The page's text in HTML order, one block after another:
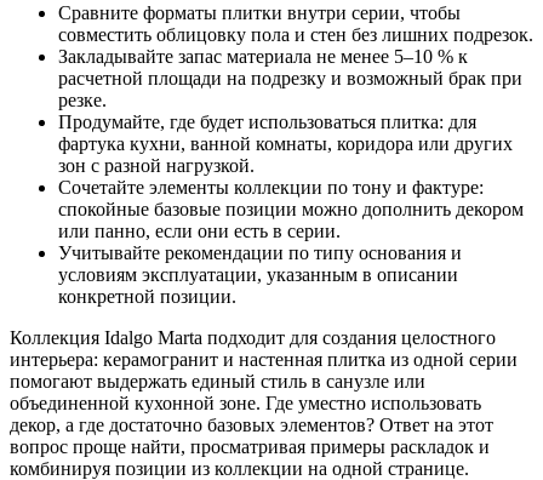
Сравните форматы плитки внутри серии, чтобы
совместить облицовку пола и стен без лишних подрезок.
Закладывайте запас материала не менее 5–10 % к
расчетной площади на подрезку и возможный брак при
резке.
Продумайте, где будет использоваться плитка: для
фартука кухни, ванной комнаты, коридора или других
зон с разной нагрузкой.
Сочетайте элементы коллекции по тону и фактуре:
спокойные базовые позиции можно дополнить декором
или панно, если они есть в серии.
Учитывайте рекомендации по типу основания и
условиям эксплуатации, указанным в описании
конкретной позиции.
Коллекция Idalgo Marta подходит для создания целостного
интерьера: керамогранит и настенная плитка из одной серии
помогают выдержать единый стиль в санузле или
объединенной кухонной зоне. Где уместно использовать
декор, а где достаточно базовых элементов? Ответ на этот
вопрос проще найти, просматривая примеры раскладок и
комбинируя позиции из коллекции на одной странице.